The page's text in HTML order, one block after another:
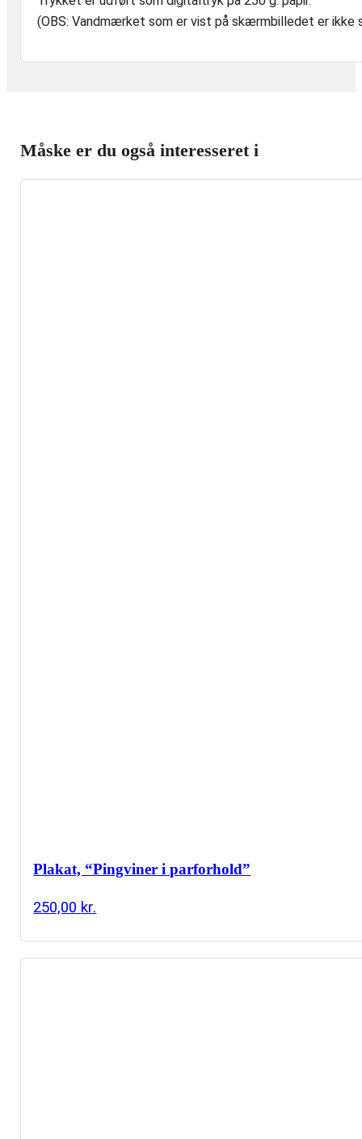
(OBS: Vandmærket som er vist på skærmbilledet er ikke
Måske er du også interesseret i
Plakat, “Pingviner i parforhold”
250,00 kr.